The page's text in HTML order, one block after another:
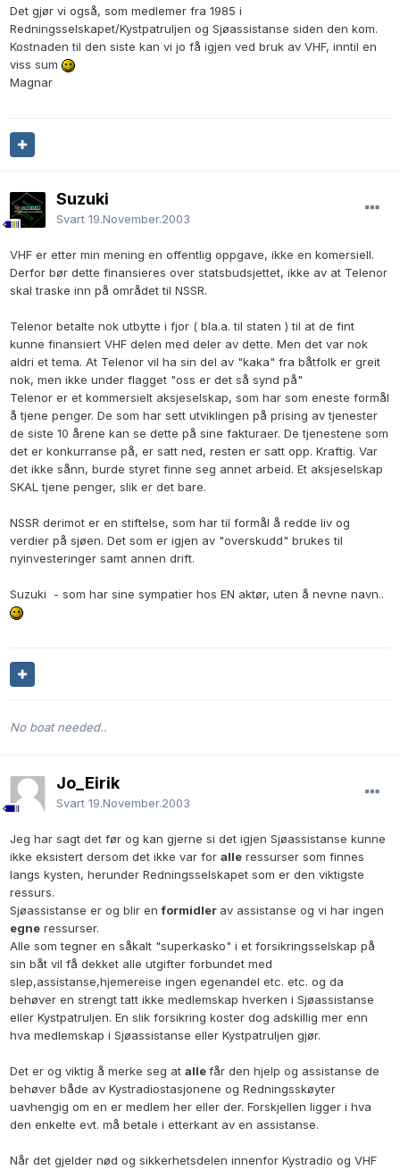
Det gjør vi også, som medlemer fra 1985 i
Redningsselskapet/Kystpatruljen og Sjøassistanse siden den kom.
Kostnaden til den siste kan vi jo få igjen ved bruk av VHF, inntil en
viss sum
Magnar
Suzuki
Svart 19.November.2003
VHF er etter min mening en offentlig oppgave, ikke en komersiell.
Derfor bør dette finansieres over statsbudsjettet, ikke av at Telenor
skal traske inn på området til NSSR.
Telenor betalte nok utbytte i fjor ( bla.a. til staten ) til at de fint
kunne finansiert VHF delen med deler av dette. Men det var nok
aldri et tema. At Telenor vil ha sin del av "kaka" fra båtfolk er greit
nok, men ikke under flagget "oss er det så synd på"
Telenor er et kommersielt aksjeselskap, som har som eneste formål
å tjene penger. De som har sett utviklingen på prising av tjenester
de siste 10 årene kan se dette på sine fakturaer. De tjenestene som
det er konkurranse på, er satt ned, resten er satt opp. Kraftig. Var
det ikke sånn, burde styret finne seg annet arbeid. Et aksjeselskap
SKAL tjene penger, slik er det bare.
NSSR derimot er en stiftelse, som har til formål å redde liv og
verdier på sjøen. Det som er igjen av "overskudd" brukes til
nyinvesteringer samt annen drift.
Suzuki - som har sine sympatier hos EN aktør, uten å nevne navn..
No boat needed..
Jo_Eirik
Svart 19.November.2003
Jeg har sagt det før og kan gjerne si det igjen Sjøassistanse kunne
ikke eksistert dersom det ikke var for alle ressurser som finnes
langs kysten, herunder Redningsselskapet som er den viktigste
ressurs.
Sjøassistanse er og blir enformidler av assistanse og vi har ingen
egne ressurser.
Alle som tegner en såkalt "superkasko" i et forsikringsselskap på
sin båt vil få dekket alle utgifter forbundet med
slep,assistanse,hjemereise ingen egenandel etc. etc. og da
behøver en strengt tatt ikke medlemskap hverken i Sjøassistanse
eller Kystpatruljen. En slik forsikring koster dog adskillig mer enn
hva medlemskap i Sjøassistanse eller Kystpatruljen gjør.
Det er og viktig å merke seg at allefår den hjelp og assistanse de
behøver både av Kystradiostasjonene og Redningsskøyter
uavhengig om en er medlem her eller der. Forskjellen ligger i hva
den enkelte evt. må betale i etterkant av en assistanse.
Når det gjelder nød og sikkerhetsdelen innenfor Kystradio og VHF